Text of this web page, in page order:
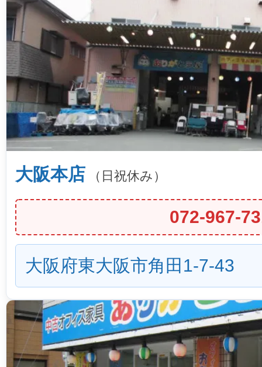
大阪本店 （日祝休み）
072-967-
大阪府東大阪市角田1-7-43